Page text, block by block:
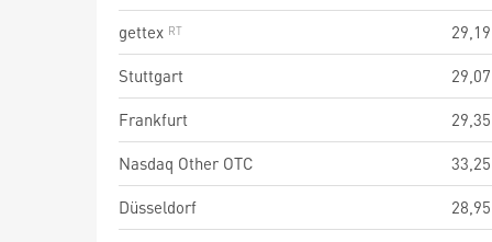
gettex
29,19
Stuttgart
29,07
Frankfurt
29,35
Nasdaq Other OTC
33,25
Düsseldorf
28,95